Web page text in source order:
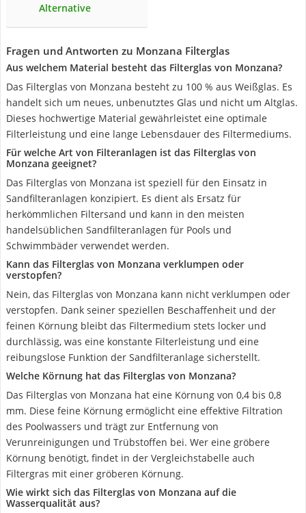
Alternative
Fragen und Antworten zu Monzana Filterglas
Aus welchem Material besteht das Filterglas von Monzana?
Das Filterglas von Monzana besteht zu 100 % aus Weißglas. Es
handelt sich um neues, unbenutztes Glas und nicht um Altglas.
Dieses hochwertige Material gewährleistet eine optimale
Filterleistung und eine lange Lebensdauer des Filtermediums.
Für welche Art von Filteranlagen ist das Filterglas von
Monzana geeignet?
Das Filterglas von Monzana ist speziell für den Einsatz in
Sandfilteranlagen konzipiert. Es dient als Ersatz für
herkömmlichen Filtersand und kann in den meisten
handelsüblichen Sandfilteranlagen für Pools und
Schwimmbäder verwendet werden.
Kann das Filterglas von Monzana verklumpen oder
verstopfen?
Nein, das Filterglas von Monzana kann nicht verklumpen oder
verstopfen. Dank seiner speziellen Beschaffenheit und der
feinen Körnung bleibt das Filtermedium stets locker und
durchlässig, was eine konstante Filterleistung und eine
reibungslose Funktion der Sandfilteranlage sicherstellt.
Welche Körnung hat das Filterglas von Monzana?
Das Filterglas von Monzana hat eine Körnung von 0,4 bis 0,8
mm. Diese feine Körnung ermöglicht eine effektive Filtration
des Poolwassers und trägt zur Entfernung von
Verunreinigungen und Trübstoffen bei. Wer eine gröbere
Körnung benötigt, findet in der Vergleichstabelle auch
Filtergras mit einer gröberen Körnung.
Wie wirkt sich das Filterglas von Monzana auf die
Wasserqualität aus?